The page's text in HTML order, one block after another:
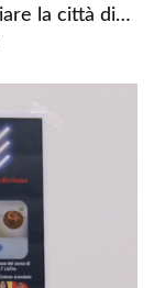
Forlì 2035 - Partecipa oggi per cambiare la città di domani